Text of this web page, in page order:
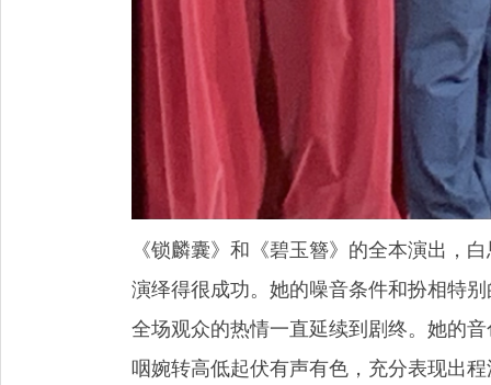
《锁麟囊》和《碧玉簪》的全本演出，
演绎得很成功。她的噪音条件和扮相特
全场观众的热情一直延续到剧终。她的
咽婉转高低起伏有声有色，充分表现出